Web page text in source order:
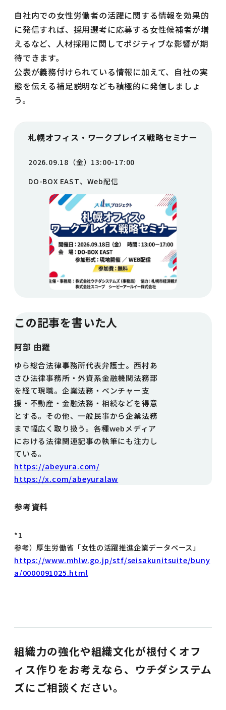
自社内での女性労働者の活躍に関する情報を効果的
に発信すれば、採用選考に応募する女性候補者が増
えるなど、人材採用に関してポジティブな影響が期
待できます。
公表が義務付けられている情報に加えて、自社の実
態を伝える補足説明なども積極的に発信しましょ
う。
札幌オフィス・ワークプレイス戦略セミナー
2026.09.18（金）13:00-17:00
DO-BOX EAST、Web配信
この記事を書いた人
阿部 由羅
ゆら総合法律事務所代表弁護士。西村あ
さひ法律事務所・外資系金融機関法務部
を経て現職。企業法務・ベンチャー支
援・不動産・金融法務・相続などを得意
とする。その他、一般民事から企業法務
まで幅広く取り扱う。各種webメディア
における法律関連記事の執筆にも注力し
ている。
https://abeyura.com/
https://x.com/abeyuralaw
参考資料
*1
参考）厚生労働省「女性の活躍推進企業データベース」
https://www.mhlw.go.jp/stf/seisakunitsuite/buny
a/0000091025.html
組織力の強化や組織文化が根付くオフ
ィス作りをお考えなら、ウチダシステム
ズにご相談ください。